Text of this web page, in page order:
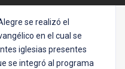
se realizó el
en el cual se
iglesias presentes
se integró al programa